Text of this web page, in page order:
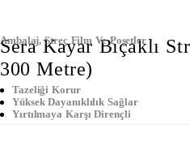
Ambalaj,Streç Film Ve Poşetler
Sera Kayar Bıçaklı
300 Metre)
Tazeliği Korur
Yüksek Dayanıklılık Sağlar
Yırtılmaya Karşı Dirençli